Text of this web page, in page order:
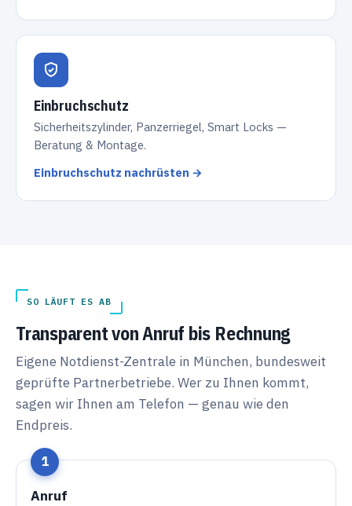
Einbruchschutz
Sicherheitszylinder, Panzerriegel, Smart Locks —
Beratung & Montage.
Einbruchschutz nachrüsten →
SO LÄUFT ES AB
Transparent von Anruf bis Rechnung
Eigene Notdienst-Zentrale in München, bundesweit
geprüfte Partnerbetriebe. Wer zu Ihnen kommt,
sagen wir Ihnen am Telefon — genau wie den
Endpreis.
Anruf